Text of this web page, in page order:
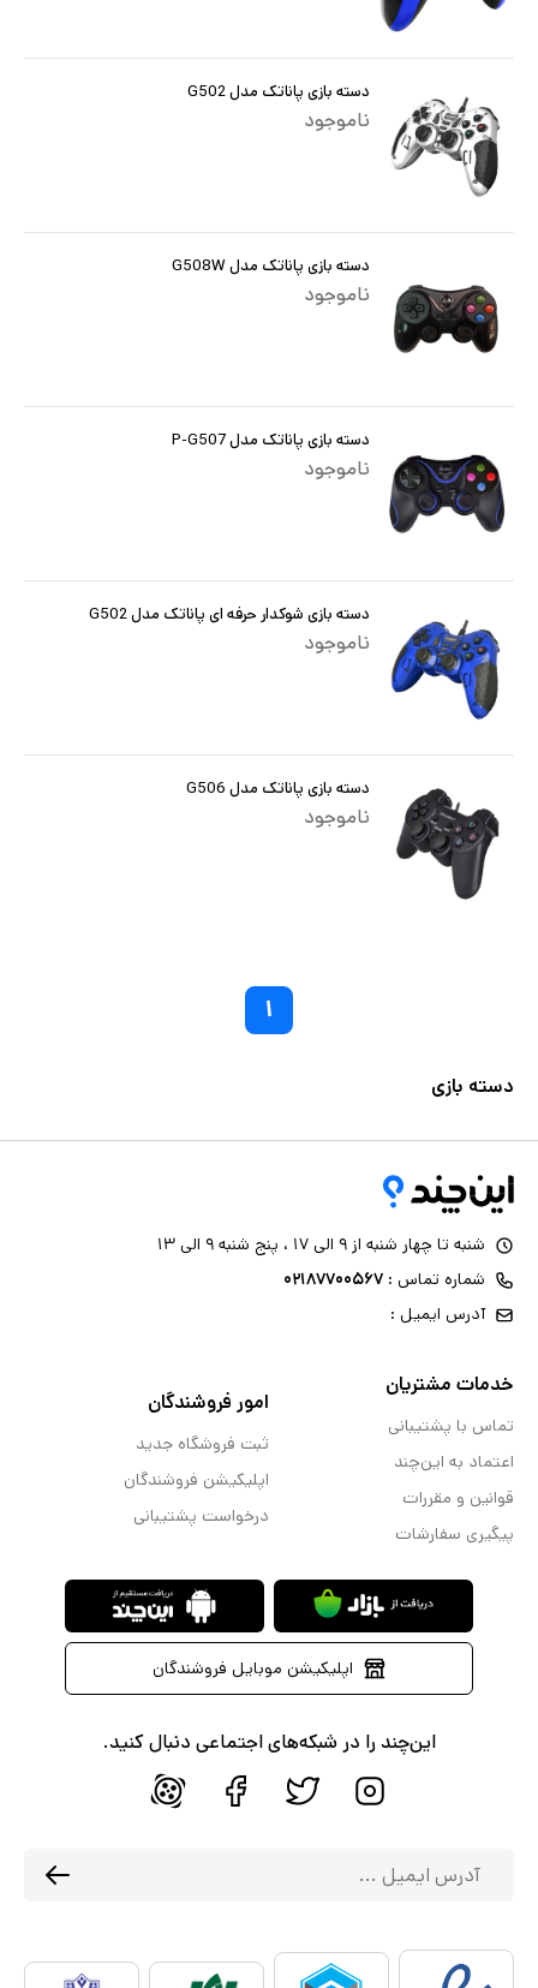
دسته بازی پاناتک مدل G502
ناموجود
دسته بازی پاناتک مدل G508W
ناموجود
دسته بازی پاناتک مدل P-G507
ناموجود
دسته بازی شوکدار حرفه ای پاناتک مدل G502
ناموجود
دسته بازی پاناتک مدل G506
ناموجود
۱
دسته بازی
شنبه تا چهار شنبه از ۹ الی ۱۷ ، پنج شنبه ۹ الی ۱۳
شماره تماس : ۰۲۱۸۷۷۰۰۵۶۷
آدرس ایمیل :
خدمات مشتریان
تماس با پشتیبانی
اعتماد به این‌چند
قوانین و مقررات
پیگیری سفارشات
امور فروشندگان
ثبت فروشگاه جدید
اپلیکیشن فروشندگان
درخواست پشتیبانی
اپلیکیشن موبایل فروشندگان
این‌چند را در شبکه‌های اجتماعی دنبال کنید.